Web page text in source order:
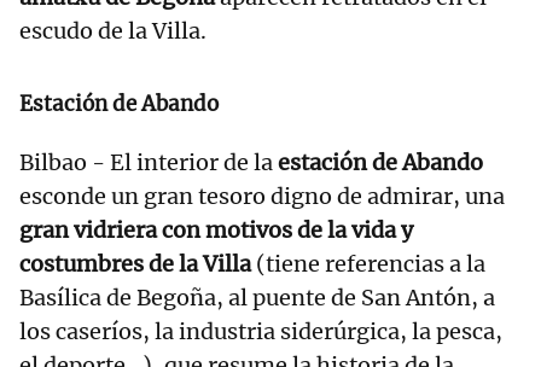
escudo de la Villa.
Estación de Abando
Bilbao - El interior de laestación de Abando
esconde un gran tesoro digno de admirar, una
gran vidriera con motivos de la vida y
costumbres de la Villa(tiene referencias a la
Basílica de Begoña, al puente de San Antón, a
los caseríos, la industria siderúrgica, la pesca,